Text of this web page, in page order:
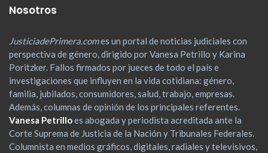
Nosotros
JusticiadePrimera.comes un portal de noticias judiciales con
perspectiva de género, dirigido por Vanesa Petrillo y Karina
Poritzker. Fallos firmados por jueces de todo el país e
investigaciones que influyen en la vida cotidiana: género,
familia, jubilados, consumidores, salud, trabajo, empresas.
Además, columnas de opinión de los principales referentes.
Vanesa Petrilloes abogada y periodista acreditada ante la
Corte Suprema de Justicia de la Nación y Tribunales Federales.
Columnista en medios gráficos, digitales, radiales y televisivos,